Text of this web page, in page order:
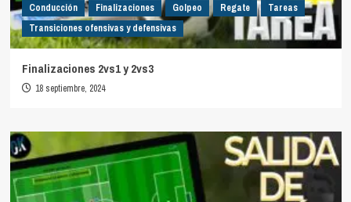
Conducción Finalizaciones Golpeo Regate
Tareas
Transiciones ofensivas y defensivas
Finalizaciones 2vs1 y 2vs3
18 septiembre, 2024